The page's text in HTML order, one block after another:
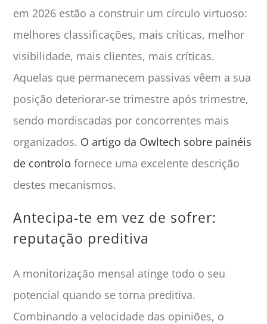
em 2026 estão a construir um círculo virtuoso:
melhores classificações, mais críticas, melhor
visibilidade, mais clientes, mais críticas.
Aquelas que permanecem passivas vêem a sua
posição deteriorar-se trimestre após trimestre,
sendo mordiscadas por concorrentes mais
organizados. O artigo da Owltech sobre painéis
de controlo fornece uma excelente descrição
destes mecanismos.
Antecipa-te em vez de sofrer:
reputação preditiva
A monitorização mensal atinge todo o seu
potencial quando se torna preditiva.
Combinando a velocidade das opiniões, o